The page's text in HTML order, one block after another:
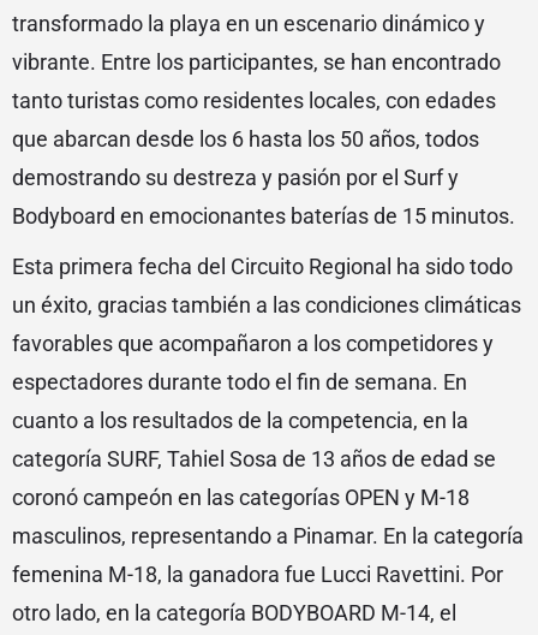
transformado la playa en un escenario dinámico y
vibrante. Entre los participantes, se han encontrado
tanto turistas como residentes locales, con edades
que abarcan desde los 6 hasta los 50 años, todos
demostrando su destreza y pasión por el Surf y
Bodyboard en emocionantes baterías de 15 minutos.
Esta primera fecha del Circuito Regional ha sido todo
un éxito, gracias también a las condiciones climáticas
favorables que acompañaron a los competidores y
espectadores durante todo el fin de semana. En
cuanto a los resultados de la competencia, en la
categoría SURF, Tahiel Sosa de 13 años de edad se
coronó campeón en las categorías OPEN y M-18
masculinos, representando a Pinamar. En la categoría
femenina M-18, la ganadora fue Lucci Ravettini. Por
otro lado, en la categoría BODYBOARD M-14, el